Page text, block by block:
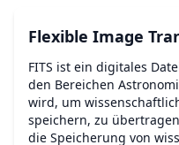
Flexible Image
FITS ist ein digitales
den Bereichen
wird, um
speichern, zu
die Speicherung von